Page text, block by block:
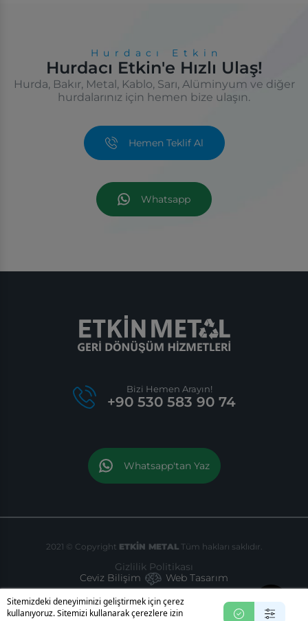
Hurdacı Etkin
Hurdacı Etkin'e Hızlı Ulaş!
Hurda, Bakır, Metal, Kablo, Sarı, Alüminyum ve diğer
hurdalarınız için hemen bize ulaşın.
Hemen Teklif Al
Whatsapp
Bizi Hemen Arayın!
+90 530 583 90 74
Whatsapp'tan Yaz
2021 © Copyright ETKİN METALTüm hakları saklıdır.
Gizlilik Politikası
Ceviz Bilişim
Web Tasarım
Sitemizdeki deneyiminizi geliştirmek için çerez
kullanıyoruz. Sitemizi kullanarak çerezlere izin